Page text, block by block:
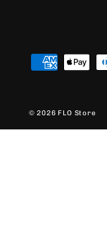
© 2026 FLO Store